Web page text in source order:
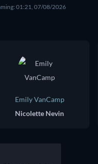
01:21, 07/08/2026
Emily VanCamp
Nicolette Nevin